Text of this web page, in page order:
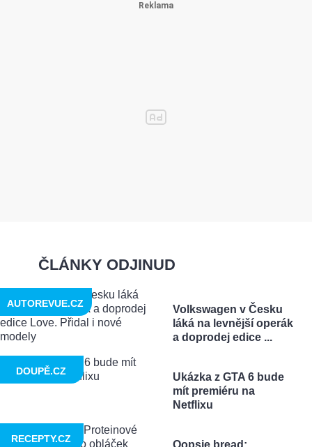
ČLÁNKY ODJINUD
Volkswagen v Česku
láká na levnější operák
a doprodej edice ...
AUTOREVUE.CZ
Ukázka z GTA 6 bude
mít premiéru na
Netflixu
DOUPĚ.CZ
Oopsie bread:
RECEPTY.CZ